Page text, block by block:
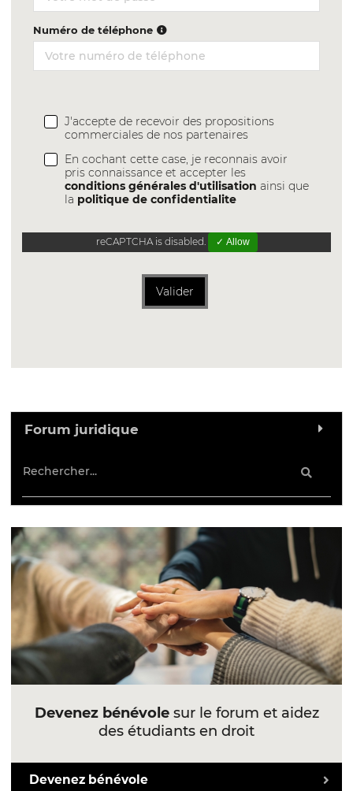
Numéro de téléphone
J'accepte de recevoir des propositions
commerciales de nos partenaires
En cochant cette case, je reconnais avoir
pris connaissance et accepter les
conditions générales d'utilisation ainsi que
la politique de confidentialite
reCAPTCHA is disabled. ✓ Allow
Valider
Forum juridique
Devenez bénévolesur le forum et aidez
des étudiants en droit
Devenez bénévole